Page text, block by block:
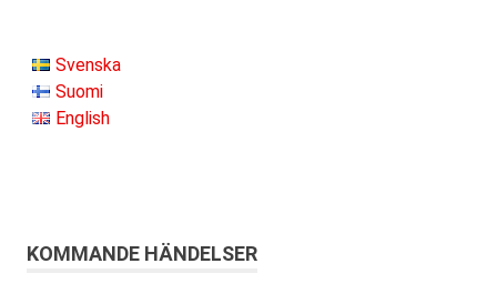
Svenska
Suomi
English
KOMMANDE HÄNDELSER